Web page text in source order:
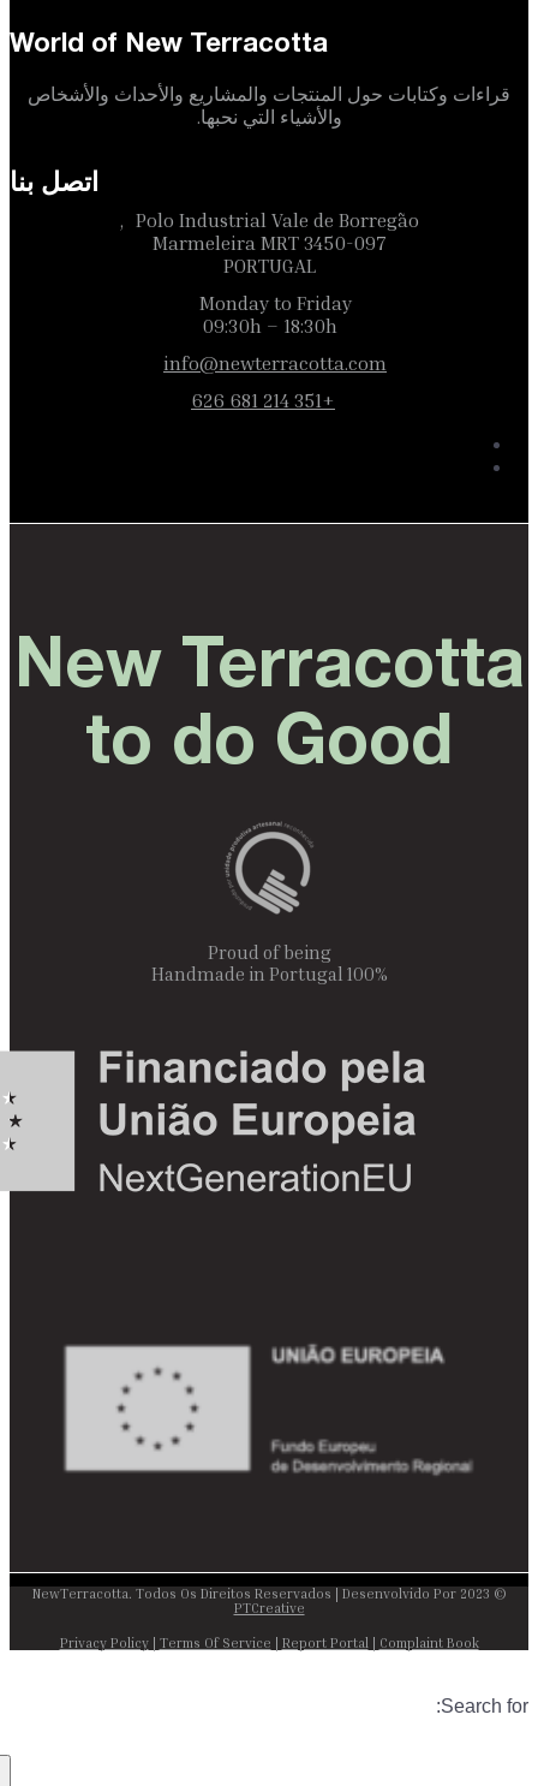
World of New Terracotta
قراءات وكتابات حول المنتجات والمشاريع والأحداث والأشخاص
والأشياء التي نحبها.
اتصل بنا
Polo Industrial Vale de Borregão,
3450-097 Marmeleira MRT
PORTUGAL
Monday to Friday
09:30h – 18:30h
info@newterracotta.com
+351 214 681 626
New Terracotta
to do Good
Proud of being
100% Handmade in Portugal
© 2023 NewTerracotta. Todos Os Direitos Reservados | Desenvolvido Por
PTCreative
Privacy Policy| Terms Of Service | Report Portal | Complaint Book
Search for: